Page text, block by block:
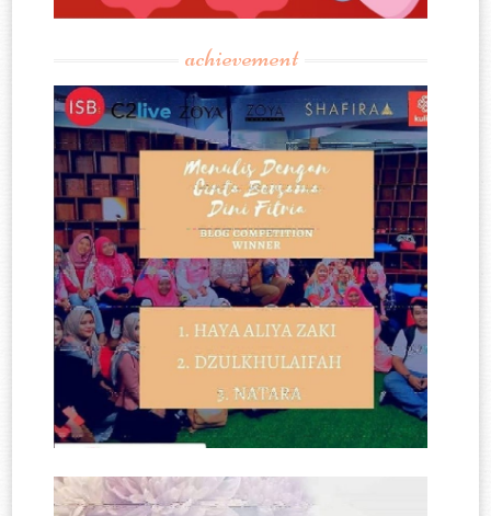
achievement